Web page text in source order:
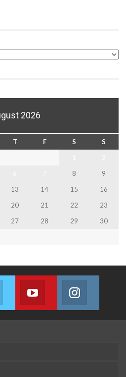
2026
T F S
S
8
9
13 14 15
16
20 21 22
23
27 28 29
30
Facebook
Twitter
Join us on Twitter
Youtube
Join us on Youtube